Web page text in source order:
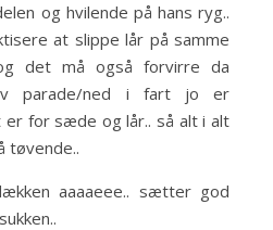
og hvilende på hans ryg..
at slippe lår på samme
det må også forvirre da
parade/ned i fart jo er
er for sæde og lår.. så alt i alt
tøvende..
aaaaeee.. sætter god